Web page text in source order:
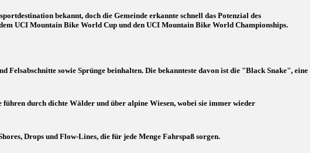
bekannt, doch die Gemeinde erkannte schnell das Potenzial des
UCI Mountain Bike World Cup und den UCI Mountain Bike World Championships.
sowie Sprünge beinhalten. Die bekannteste davon ist die "Black Snake", eine
durch dichte Wälder und über alpine Wiesen, wobei sie immer wieder
Drops und Flow-Lines, die für jede Menge Fahrspaß sorgen.